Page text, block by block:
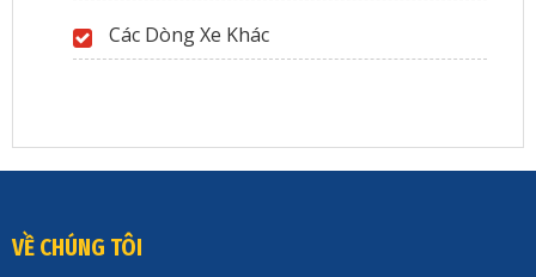
Các Dòng Xe Khác
VỀ CHÚNG TÔI